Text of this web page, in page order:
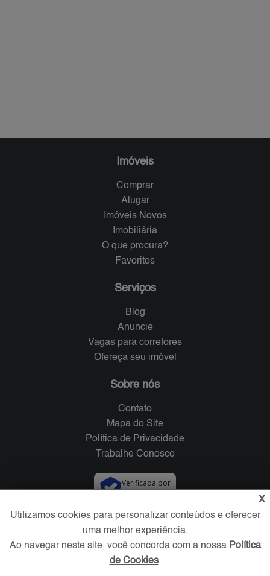
Imóveis
Comprar
Alugar
Imóveis Novos
Imobiliária
O que procura?
Favoritos
Serviços
Blog
Anuncie
Vagas para corretores
Ofereça seu imóvel
Sobre nós
Contato
Mapa do Site
Política de Privacidade
Trabalhe Conosco
Verificada por
Redes Sociais
X
Utilizamos cookies para personalizar conteúdos e oferecer
uma melhor experiência.
Ao navegar neste site, você concorda com a nossa Política
de Cookies.